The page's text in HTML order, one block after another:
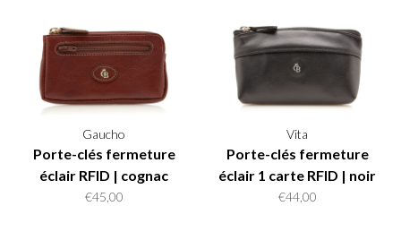
Gaucho
Porte-clés fermeture
éclair RFID | cognac
€45,00
Vita
Porte-clés fermeture
éclair 1 carte RFID | noir
€44,00